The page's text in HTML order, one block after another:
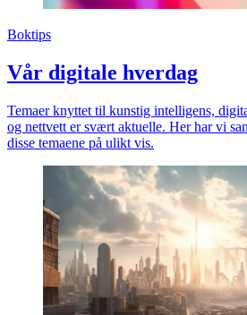
Boktips
Vår digitale hverdag
Temaer knyttet til kunstig intelligens,
og nettvett er svært aktuelle. Her har vi
disse temaene på ulikt vis.